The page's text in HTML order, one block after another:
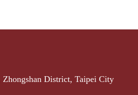
Zhongshan District, Taipei City